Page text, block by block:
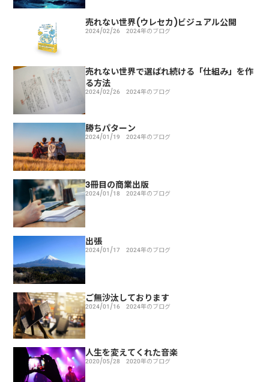
売れない世界(ウレセカ)ビジュアル公開
2024/02/26 2024年のブログ
売れない世界で選ばれ続ける「仕組み」を作
る方法
2024/02/26 2024年のブログ
勝ちパターン
2024/01/19 2024年のブログ
3冊目の商業出版
2024/01/18 2024年のブログ
出張
2024/01/17 2024年のブログ
ご無沙汰しております
2024/01/16 2024年のブログ
人生を変えてくれた音楽
2020/05/28 2020年のブログ